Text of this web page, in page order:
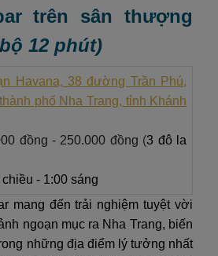
trên sân thượng
12 phút)
Havana, 38 đường Trần Phú,
phố Nha Trang, tỉnh Khánh
đồng - 250.000 đồng (3 đô la
chiều - 1:00 sáng
mang đến trải nghiệm tuyệt vời
ngoạn mục ra Nha Trang, biến
những địa điểm lý tưởng nhất